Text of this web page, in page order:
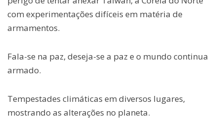
com experimentações difíceis em matéria de
armamentos.
Fala-se na paz, deseja-se a paz e o mundo continua
armado.
Tempestades climáticas em diversos lugares,
mostrando as alterações no planeta.